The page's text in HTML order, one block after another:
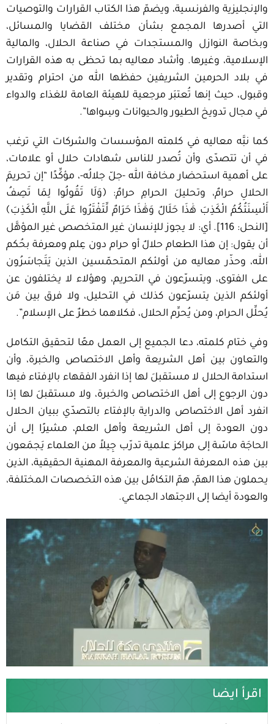
والإنجليزية والفرنسية، ويضمّ هذا الكتاب القرارات والتوصيات
التي أصدرها المجمع بشأن مختلف القضايا والمسائل،
وبخاصة النوازل والمستجدات في صناعة الحلال، والمالية
الإسلامية، وغيرها. وأشاد معاليه بما تحظى به هذه القرارات
في بلاد الحرمين الشريفين حفظها الله من احترام وتقدير
وقبول، حيث إنها تُعتبَر مرجعية للهيئة العامة للغذاء والدواء
في مجال تدويخ الطيور والحيوانات وسِواها”.
كما نبَّه معاليه في كلمته المؤسسات والشركات التي ترغب
في أن تتصدّى وأن تُصدر للناس شهادات حلال أو علامات،
على أهمية استحضار مخافة الله -جلّ جلالُه-، مؤكِّدًا “إن تحريمَ
الحلالِ حرامٌ، وتحليلَ الحرامِ حرامٌ: ﴿وَلَا تَقُولُوا لِمَا تَصِفُ
أَلْسِنَتُكُمُ الْكَذِبَ هَٰذَا حَلَالٌ وَهَٰذَا حَرَامٌ لِّتَفْتَرُوا عَلَى اللَّهِ الْكَذِبَ﴾
[النحل: 116]. أي: لا يجوز للإنسان غير المتخصص غير المؤهَّل
أن يقول: إن هذا الطعام حلالٌ أو حرام دون عِلم ومعرفة بحُكم
الله، وحذّر معاليه من أولئكم المتحمّسين الذين يَتَجاسَرُون
على الفتوى، ويتسرّعون في التحريم، وهؤلاء لا يختلفون عن
أولئكم الذين يتسرّعون كذلك في التحليل، ولا فرق بين مَن
يُحلِّل الحرام، ومن يُحرِّم الحلال، فكلاهما خطرٌ على الإسلام”.
وفي ختام كلمته، دعا الجميع إلى العمل معًا لتحقيق التكامل
والتعاون بين أهل الشريعة وأهل الاختصاص والخبرة، وأن
استدامة الحلال لا مستقبلَ لها إذا انفرد الفقهاء بالإفتاء فيها
دون الرجوع إلى أهل الاختصاص والخبرة، ولا مستقبلَ لها إذا
انفرد أهل الاختصاص والدراية بالإفتاء بالتصدّي ببيان الحلال
دون العودة إلى أهل الشريعة وأهل العلم، مشيرًا إلى أن
الحاجَة ماسّة إلى مراكز علمية تدرّب جِيلاً من العلماء يَجمَعون
بين هذه المعرفة الشرعية والمعرفة المهنية الحقيقية، الذين
يحملون هذا الهمّ، همّ التكامُل بين هذه التخصصات المختلفة،
والعودة أيضا إلى الاجتهاد الجماعي.
اقرأ ايضا